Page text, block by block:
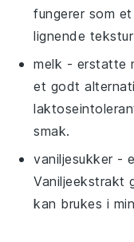
fungerer som
lignende
melk - erstatte
et godt
smak.
vaniljesukker -
Vaniljeekstrakt
kan brukes i